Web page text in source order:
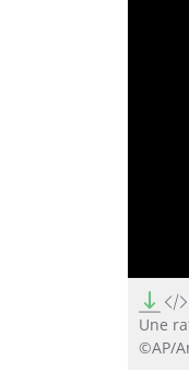
seconds
of
seconds
Une
©AP/